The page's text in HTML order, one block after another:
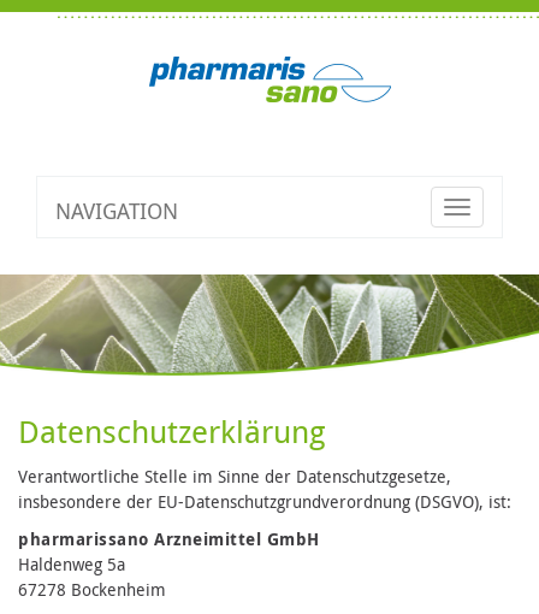
NAVIGATION
Toggle
Datenschutzerklärung
Verantwortliche Stelle im Sinne der Datenschutzgesetze,
insbesondere der EU-Datenschutzgrundverordnung (DSGVO), ist:
pharmarissano Arzneimittel GmbH
Haldenweg 5a
67278 Bockenheim